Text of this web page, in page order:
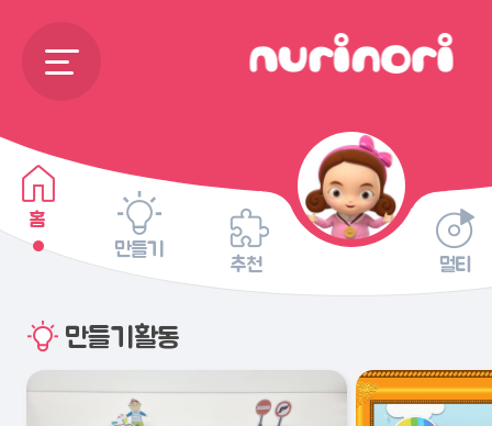
홈
만들기
추천 멀티
만들기활동